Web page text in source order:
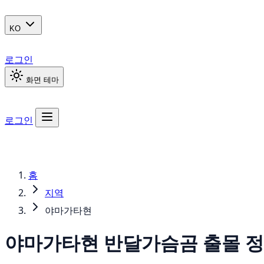
KO
로그인
화면 테마
로그인
홈
지역
야마가타현
야마가타현 반달가슴곰 출몰